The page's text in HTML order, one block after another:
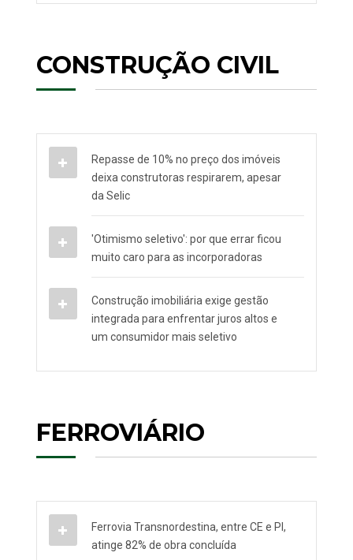
CONSTRUÇÃO CIVIL
Repasse de 10% no preço dos imóveis
deixa construtoras respirarem, apesar
da Selic
'Otimismo seletivo': por que errar ficou
muito caro para as incorporadoras
Construção imobiliária exige gestão
integrada para enfrentar juros altos e
um consumidor mais seletivo
FERROVIÁRIO
Ferrovia Transnordestina, entre CE e PI,
atinge 82% de obra concluída